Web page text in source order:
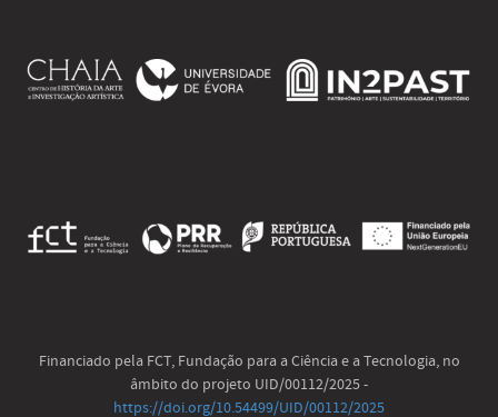
Financiado pela FCT, Fundação para a Ciência e a Tecnologia, no
âmbito do projeto UID/00112/2025 -
https://doi.org/10.54499/UID/00112/2025